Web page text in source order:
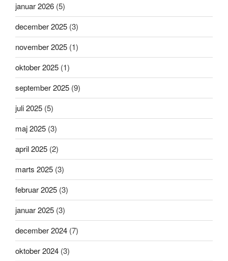
januar 2026 (5)
december 2025 (3)
november 2025 (1)
oktober 2025 (1)
september 2025 (9)
juli 2025 (5)
maj 2025 (3)
april 2025 (2)
marts 2025 (3)
februar 2025 (3)
januar 2025 (3)
december 2024 (7)
oktober 2024 (3)